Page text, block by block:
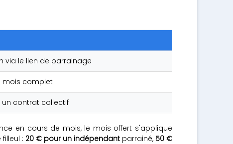
via le lien de parrainage
mois complet
un contrat collectif
en cours de mois, le mois offert s'applique
: 20 € pour un indépendant parrainé, 50 €